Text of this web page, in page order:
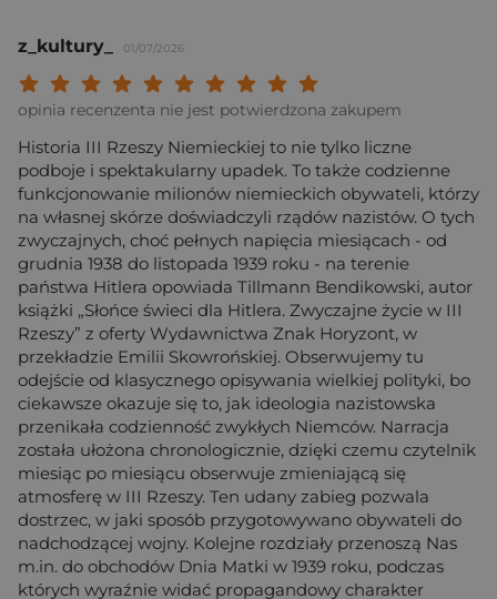
z_kultury_ 01/07/2026
Twoja ocena:
Twoja ocena: Wybitna 9/
Twoja ocena: Rewelacyjna 8/
Twoja ocena: Bardzo dobra 7/10"
Twoja ocena: Dobra 6/10"
Twoja ocena: Przeciętna 5/10"
Twoja ocena: Może być 4/10"
Twoja ocena: Słaba 3/10"
Twoja ocena: Bardzo słaba 2/10"
Twoja ocena: Beznadziejna 1/10"
opinia recenzenta nie jest potwierdzona zakupem
Historia III Rzeszy Niemieckiej to nie tylko liczne
podboje i spektakularny upadek. To także codzienne
funkcjonowanie milionów niemieckich obywateli, którzy
na własnej skórze doświadczyli rządów nazistów. O tych
zwyczajnych, choć pełnych napięcia miesiącach - od
grudnia 1938 do listopada 1939 roku - na terenie
państwa Hitlera opowiada Tillmann Bendikowski, autor
książki „Słońce świeci dla Hitlera. Zwyczajne życie w III
Rzeszy” z oferty Wydawnictwa Znak Horyzont, w
przekładzie Emilii Skowrońskiej. Obserwujemy tu
odejście od klasycznego opisywania wielkiej polityki, bo
ciekawsze okazuje się to, jak ideologia nazistowska
przenikała codzienność zwykłych Niemców. Narracja
została ułożona chronologicznie, dzięki czemu czytelnik
miesiąc po miesiącu obserwuje zmieniającą się
atmosferę w III Rzeszy. Ten udany zabieg pozwala
dostrzec, w jaki sposób przygotowywano obywateli do
nadchodzącej wojny. Kolejne rozdziały przenoszą Nas
m.in. do obchodów Dnia Matki w 1939 roku, podczas
których wyraźnie widać propagandowy charakter